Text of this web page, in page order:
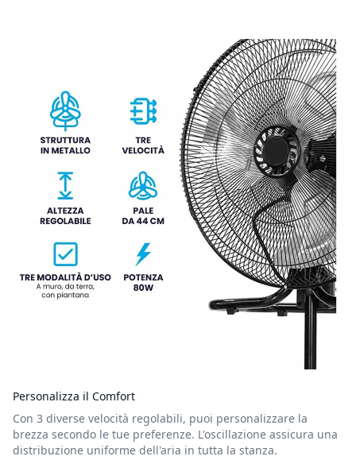
Personalizza il Comfort
Con 3 diverse velocità regolabili, puoi personalizzare la
brezza secondo le tue preferenze. L'oscillazione assicura una
distribuzione uniforme dell'aria in tutta la stanza.